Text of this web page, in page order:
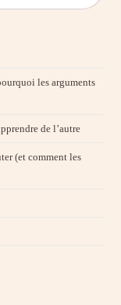
les arguments
de l’autre
(et comment les